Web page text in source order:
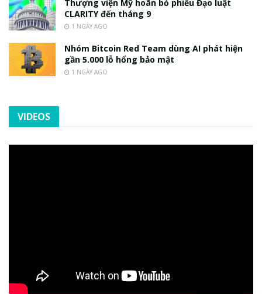
Thượng viện Mỹ hoãn bỏ phiếu Đạo luật
CLARITY đến tháng 9
1 NGÀY AGO
Nhóm Bitcoin Red Team dùng AI phát hiện
gần 5.000 lỗ hổng bảo mật
1 NGÀY AGO
VIDEOS